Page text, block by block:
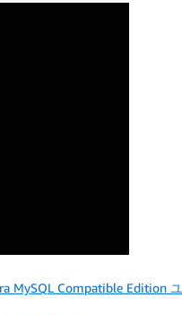
MySQL Compatible Edition